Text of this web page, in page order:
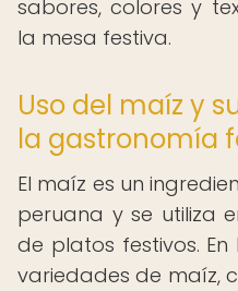
sabores, colores y
la mesa festiva.
Uso del maíz y
la gastronomía
El maíz es un
peruana y se utiliza
de platos festivos. En
variedades de maíz,